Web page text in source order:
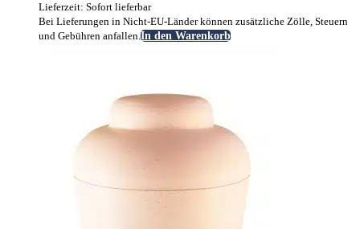
Lieferzeit: Sofort lieferbar
Bei Lieferungen in Nicht-EU-Länder können zusätzliche Zölle, Steuern
und Gebühren anfallen.In den Warenkorb